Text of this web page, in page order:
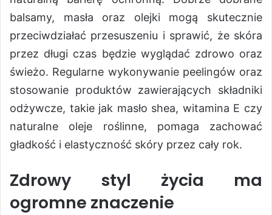
balsamy, masła oraz olejki mogą skutecznie
przeciwdziałać przesuszeniu i sprawić, że skóra
przez długi czas będzie wyglądać zdrowo oraz
świeżo. Regularne wykonywanie peelingów oraz
stosowanie produktów zawierających składniki
odżywcze, takie jak masło shea, witamina E czy
naturalne oleje roślinne, pomaga zachować
gładkość i elastyczność skóry przez cały rok.
Zdrowy styl życia ma
ogromne znaczenie